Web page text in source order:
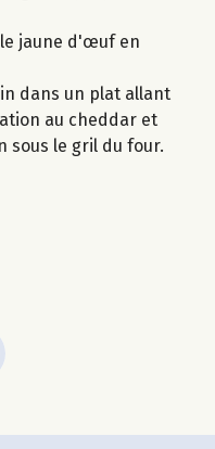
jaune d'œuf en
dans un plat allant
au cheddar et
sous le gril du four.